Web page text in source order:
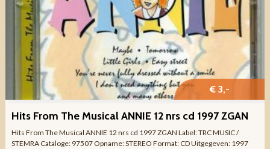
€ 3,-
Hits From The Musical ANNIE 12 nrs cd 1997 ZGAN
Hits From The Musical ANNIE 12 nrs cd 1997 ZGAN Label: TRC MUSIC /
STEMRA Cataloge: 97507 Opname: STEREO Format: CD Uitgegeven: 1997